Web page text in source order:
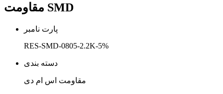
مقاومت SMD
پارت نامبر
RES-SMD-0805-2.2K-5%
دسته بندی
مقاومت اس ام دی